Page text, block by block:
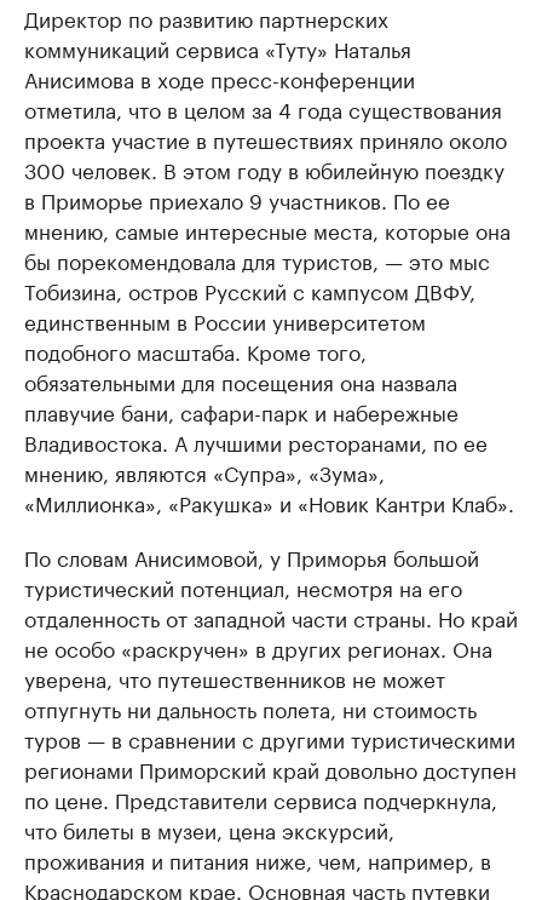
Директор по развитию партнерских
коммуникаций сервиса «Туту» Наталья
Анисимова в ходе пресс-конференции
отметила, что в целом за 4 года существования
проекта участие в путешествиях приняло около
300 человек. В этом году в юбилейную поездку
в Приморье приехало 9 участников. По ее
мнению, самые интересные места, которые она
бы порекомендовала для туристов, — это мыс
Тобизина, остров Русский с кампусом ДВФУ,
единственным в России университетом
подобного масштаба. Кроме того,
обязательными для посещения она назвала
плавучие бани, сафари-парк и набережные
Владивостока. А лучшими ресторанами, по ее
мнению, являются «Супра», «Зума»,
«Миллионка», «Ракушка» и «Новик Кантри Клаб».
По словам Анисимовой, у Приморья большой
туристический потенциал, несмотря на его
отдаленность от западной части страны. Но край
не особо «раскручен» в других регионах. Она
уверена, что путешественников не может
отпугнуть ни дальность полета, ни стоимость
туров — в сравнении с другими туристическими
регионами Приморский край довольно доступен
по цене. Представители сервиса подчеркнула,
что билеты в музеи, цена экскурсий,
проживания и питания ниже, чем, например, в
Краснодарском крае. Основная часть путевки